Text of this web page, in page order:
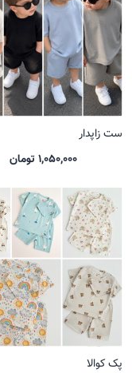
ست زاپدار
1,050,000 تومان
پک کوالا